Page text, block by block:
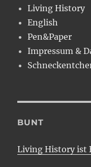
Living History
English
Pen&Paper
Impressum &
BUNT
Living History ist